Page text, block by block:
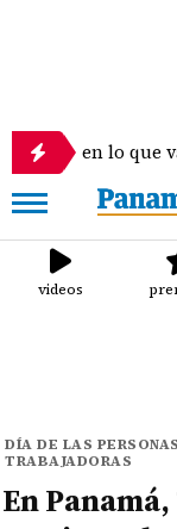
lo que va del año
videos
DÍA DE LAS PERSONAS
TRABAJADORAS
En